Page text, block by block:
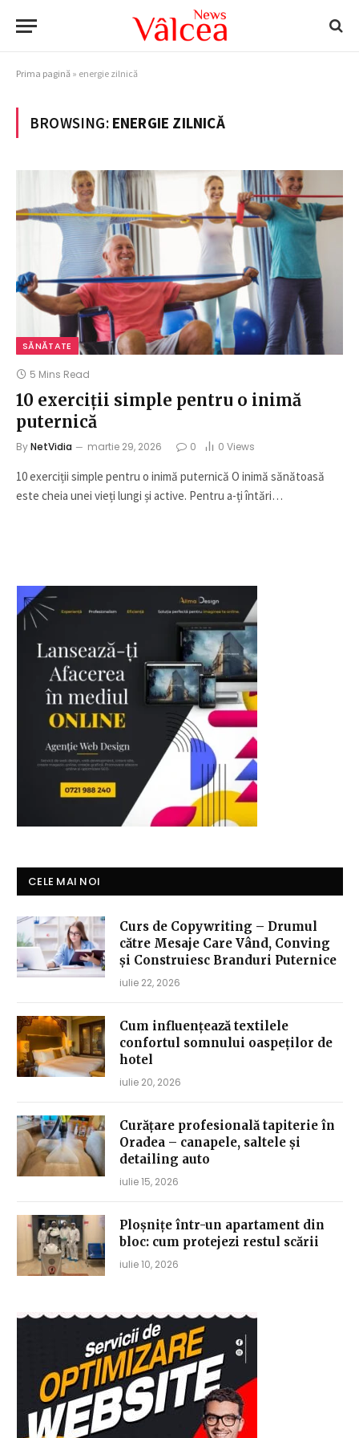
Prima pagină » energie zilnică
BROWSING: ENERGIE ZILNICĂ
SĂNĂTATE
5 Mins Read
10 exerciții simple pentru o inimă
puternică
ByNetVidia martie 29, 2026 0 0 Views
10 exerciții simple pentru o inimă puternică O inimă sănătoasă
este cheia unei vieți lungi și active. Pentru a-ți întări…
CELE MAI NOI
Curs de Copywriting – Drumul
către Mesaje Care Vând, Conving
și Construiesc Branduri Puternice
iulie 22, 2026
Cum influențează textilele
confortul somnului oaspeților de
hotel
iulie 20, 2026
Curățare profesională tapiterie în
Oradea – canapele, saltele și
detailing auto
iulie 15, 2026
Ploșnițe într-un apartament din
bloc: cum protejezi restul scării
iulie 10, 2026